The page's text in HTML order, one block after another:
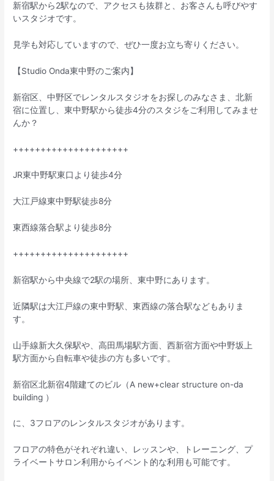
新宿駅から2駅なので、アクセスも抜群と、お客さんも呼びやす
いスタジオです。
見学も対応していますので、ぜひ一度お立ち寄りください。
【Studio Onda東中野のご案内】
新宿区、中野区でレンタルスタジオをお探しのみなさま、北新
宿に位置し、東中野駅から徒歩4分のスタジをご利用してみませ
んか？
+++++++++++++++++++++
JR東中野駅東口より徒歩4分
大江戸線東中野駅徒歩8分
東西線落合駅より徒歩8分
+++++++++++++++++++++
新宿駅から中央線で2駅の場所、東中野にあります。
近隣駅は大江戸線の東中野駅、東西線の落合駅などもありま
す。
山手線新大久保駅や、高田馬場駅方面、西新宿方面や中野坂上
駅方面から自転車や徒歩の方も多いです。
新宿区北新宿4階建てのビル（A new+clear structure on-da
building ）
に、3フロアのレンタルスタジオがあります。
フロアの特色がそれぞれ違い、レッスンや、トレーニング、プ
ライベートサロン利用からイベント的な利用も可能です。